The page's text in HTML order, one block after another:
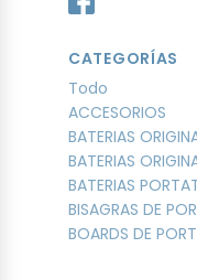
CATEGORÍAS
Todo
ACCESORIOS
BATERIAS
BATERIAS
BATERIAS
BISAGRAS DE
BOARDS DE